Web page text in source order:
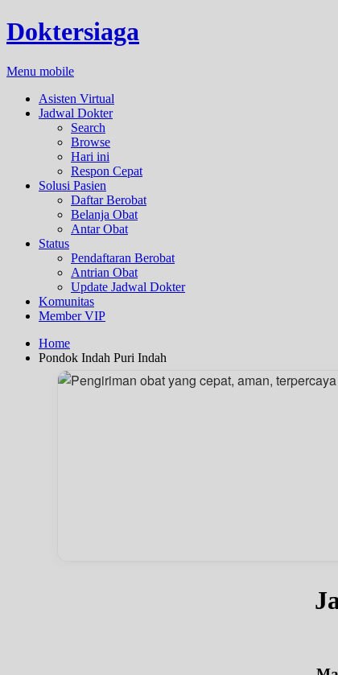
Doktersiaga
Menu mobile
Asisten Virtual
Jadwal Dokter
Search
Browse
Hari ini
Respon Cepat
Solusi Pasien
Daftar Berobat
Belanja Obat
Antar Obat
Status
Pendaftaran Berobat
Antrian Obat
Update Jadwal Dokter
Komunitas
Member VIP
Home
Pondok Indah Puri Indah